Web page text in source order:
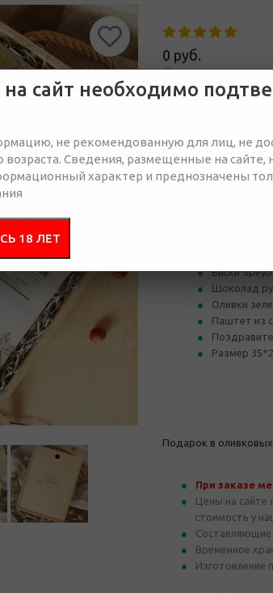
0 руб.
Нет в наличии
Состав
Виски
Шоколад
Оливки
Паштет из
Размер
Подарок в
При заказе
Цены на сайте
стоимость у
Временное
Изготовление
на сайт необходимо
не рекомендованную для лиц, не
Сведения, размещенные на сайте,
характер и преднозначены
18 ЛЕТ